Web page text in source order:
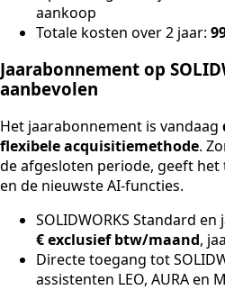
aankoop
Totale kosten over 2 jaar:
Jaarabonnement op
aanbevolen
Het jaarabonnement is vandaag
flexibele acquisitiemethode.
de afgesloten periode, geeft
en de nieuwste AI-functies.
SOLIDWORKS Standard
€ exclusief btw/maand,
Directe toegang tot
assistenten LEO, AURA en